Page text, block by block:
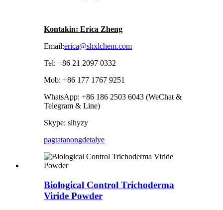
Kontakin: Erica Zheng
Email:erica@shxlchem.com
Tel: +86 21 2097 0332
Mob: +86 177 1767 9251
WhatsApp: +86 186 2503 6043 (WeChat &
Telegram & Line)
Skype: slhyzy
pagtatanongdetalye
Biological Control Trichoderma
Viride Powder